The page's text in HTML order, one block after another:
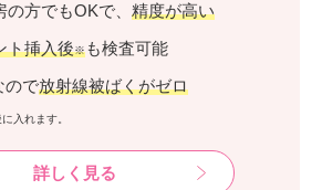
方でもOKで、 精度が高い
ト挿入後※ も検査可能
ので放射線被ばくがゼロ
入れます。
詳しく見る